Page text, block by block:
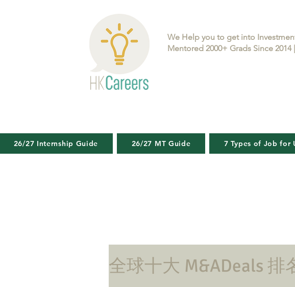
We Help you to get into
Mentored 2000+ Grads Since
26/27 Internship Guide 26/27 MT Guide 7 Types of Job for
全球十大 M&ADeals 排